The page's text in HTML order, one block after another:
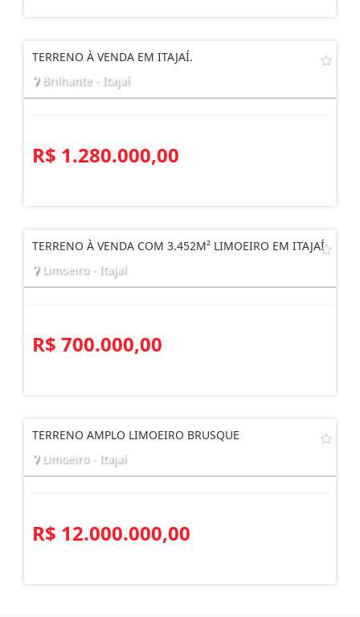
TERRENO À VENDA EM ITAJAÍ.
Brilhante - Itajaí
R$ 1.280.000,00
TERRENO À VENDA COM 3.452M² LIMOEIRO EM ITAJAÍ
Limoeiro - Itajaí
R$ 700.000,00
TERRENO AMPLO LIMOEIRO BRUSQUE
Limoeiro - Itajaí
R$ 12.000.000,00